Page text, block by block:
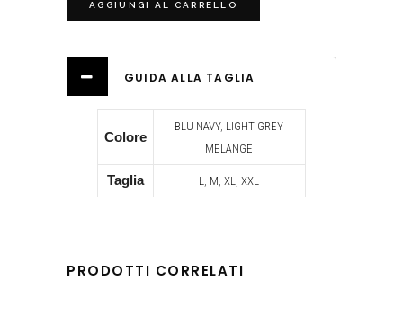
AGGIUNGI AL CARRELLO
GUIDA ALLA TAGLIA
Colore
BLU NAVY, LIGHT GREY
MELANGE
Taglia L, M,XL,XXL
PRODOTTI CORRELATI